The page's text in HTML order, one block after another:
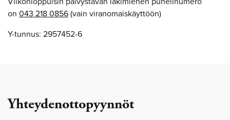
on 043 218 0856 (vain viranomaiskäyttöön)
Y-tunnus: 2957452-6
Yhteydenottopyynnöt